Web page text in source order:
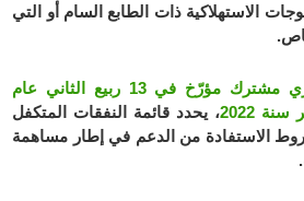
الاستهلاكية ذات الطابع السام أو التي
قرار وزاري مشترك مؤرّخ في 13 ربيع الثاني عام
، يحدد قائمة النفقات المتكفل
الاستفادة من الدعم في إطار مساهمة